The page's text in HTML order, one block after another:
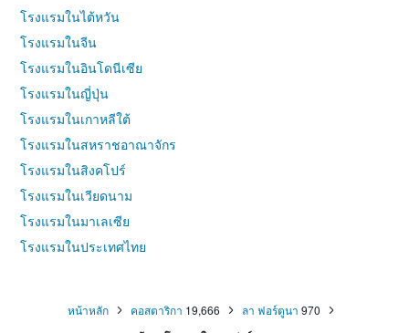
โรงแรมในไต้หวัน
โรงแรมในจีน
โรงแรมในอินโดนีเซีย
โรงแรมในญี่ปุ่น
โรงแรมในเกาหลีใต้
โรงแรมในสหราชอาณาจักร
โรงแรมในสิงคโปร์
โรงแรมในเวียดนาม
โรงแรมในมาเลเซีย
โรงแรมในประเทศไทย
หน้าหลัก คอสตาริกา 19,666 ลา ฟอร์ตูนา 970